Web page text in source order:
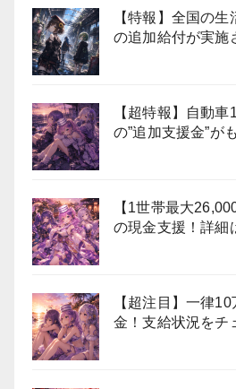
【特報】全国の
の追加給付が実施
【超特報】自動
の”追加支援金”が
【1世帯最大
の現金支援！詳細
【超注目】一律
金！支給状況をチ